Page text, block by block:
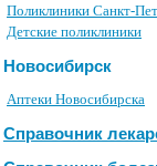
Поликлиники Санкт-
Детские поликлиники
Новосибирск
Аптеки Новосибирска
Справочник